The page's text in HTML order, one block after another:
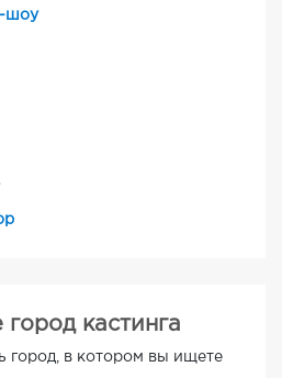
шоу
кастинга
город, в котором вы ищете